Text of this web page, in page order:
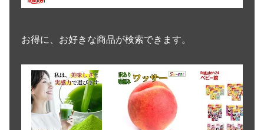
お得に、お好きな商品が検索できます。